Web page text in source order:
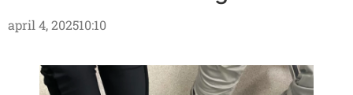
april 4, 202510:10